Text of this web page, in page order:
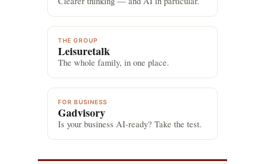
THE GROUP
Leisuretalk
The whole family, in one place.
FOR BUSINESS
Gadvisory
Is your business AI-ready? Take the test.